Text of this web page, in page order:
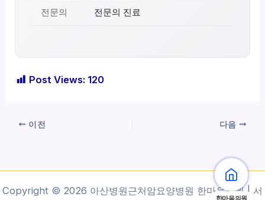
전문의 전문의 진료
Post Views: 120
이전 다음
Copyright © 2026 아산병원근처암요양병원 한마음의원 | 서